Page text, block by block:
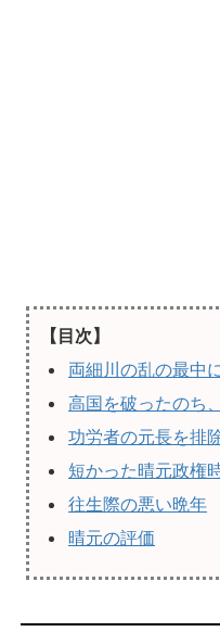
【目次】
両細川の乱の最中
高国を破ったのち
功労者の元長を
短かった晴元政権
往生際の悪い晩年
晴元の評価